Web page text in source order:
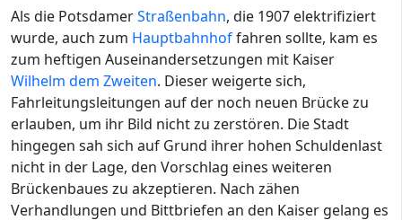
Als die PotsdamerStraßenbahn, die 1907 elektrifiziert
wurde, auch zum Hauptbahnhoffahren sollte, kam es
zum heftigen Auseinandersetzungen mit Kaiser
Wilhelm dem Zweiten. Dieser weigerte sich,
Fahrleitungsleitungen auf der noch neuen Brücke zu
erlauben, um ihr Bild nicht zu zerstören. Die Stadt
hingegen sah sich auf Grund ihrer hohen Schuldenlast
nicht in der Lage, den Vorschlag eines weiteren
Brückenbaues zu akzeptieren. Nach zähen
Verhandlungen und Bittbriefen an den Kaiser gelang es